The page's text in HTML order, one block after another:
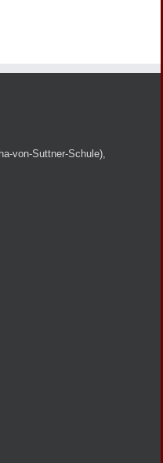
von-Suttner-Schule),